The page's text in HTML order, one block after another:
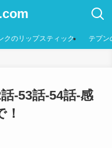
クのリップスティック テプン
-53話-54話-感